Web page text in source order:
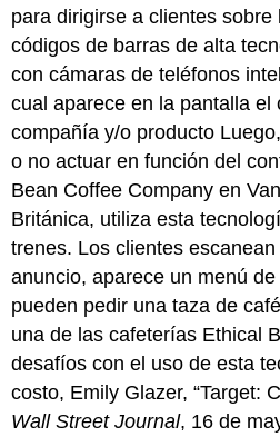
para dirigirse a clientes sobre
códigos de barras de alta
con cámaras de teléfonos
cual aparece en la pantalla el
compañía y/o producto
o no actuar en función del
Bean Coffee Company en
Británica, utiliza esta
trenes. Los clientes
anuncio, aparece un menú
pueden pedir una taza de
una de las cafeterías Ethical
desafíos con el uso de esta
costo, Emily Glazer, “Target:
Wall Street Journal, 16 de